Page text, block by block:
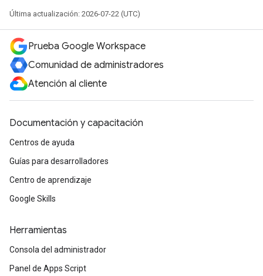
Última actualización: 2026-07-22 (UTC)
Prueba Google Workspace
Comunidad de administradores
Atención al cliente
Documentación y capacitación
Centros de ayuda
Guías para desarrolladores
Centro de aprendizaje
Google Skills
Herramientas
Consola del administrador
Panel de Apps Script